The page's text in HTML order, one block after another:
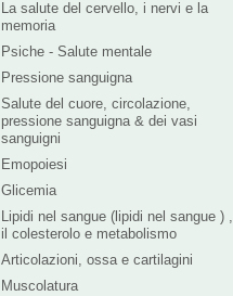
La salute del cervello, i nervi e la
memoria
Psiche - Salute mentale
Pressione sanguigna
Salute del cuore, circolazione,
pressione sanguigna & dei vasi
sanguigni
Emopoiesi
Glicemia
Lipidi nel sangue (lipidi nel sangue ) ,
il colesterolo e metabolismo
Articolazioni, ossa e cartilagini
Muscolatura